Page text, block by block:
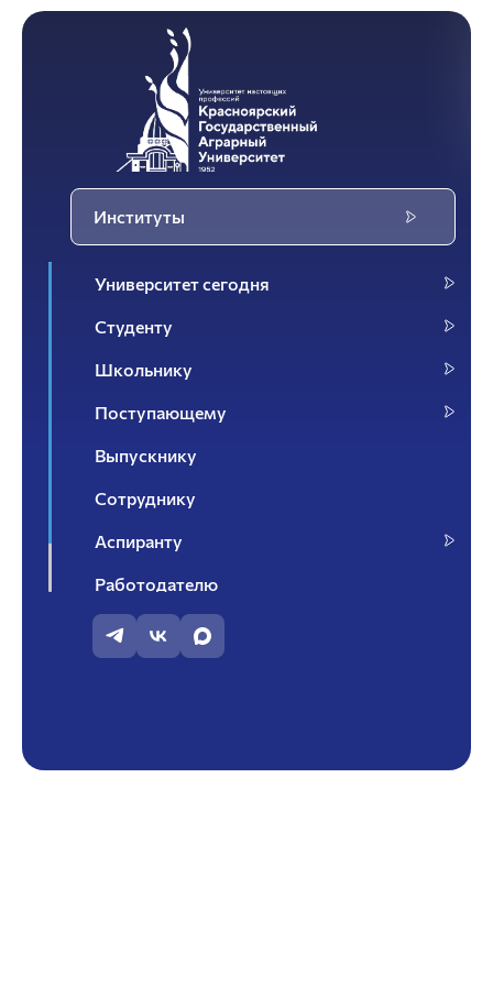
Институты
Университет сегодня
Студенту
Школьнику
Поступающему
Выпускнику
Сотруднику
Аспиранту
Работодателю
Контакты